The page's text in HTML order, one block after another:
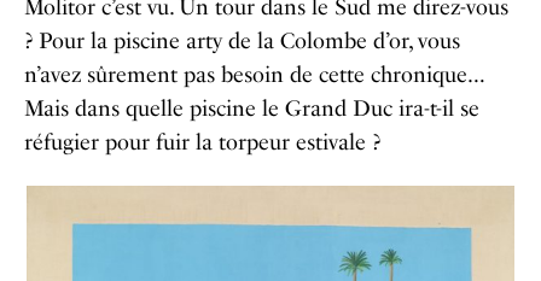
Molitor c’est vu. Un tour dans le Sud me direz-vous
? Pour la piscine arty de la Colombe d’or, vous
n’avez sûrement pas besoin de cette chronique…
Mais dans quelle piscine le Grand Duc ira-t-il se
réfugier pour fuir la torpeur estivale ?